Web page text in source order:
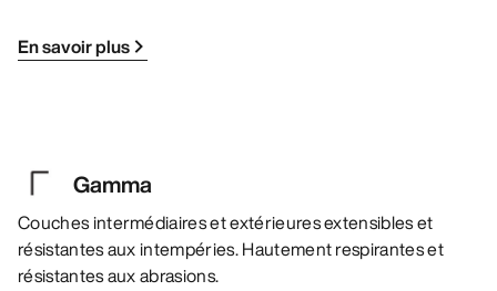
En savoir plus
Gamma
Couches intermédiaires et extérieures extensibles et
résistantes aux intempéries. Hautement respirantes et
résistantes aux abrasions.